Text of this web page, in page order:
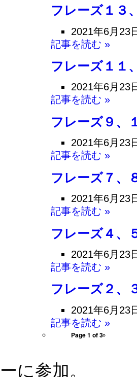
フレーズ１３
2021年6月23
記事を読む »
フレーズ１１
2021年6月23
記事を読む »
フレーズ９、
2021年6月23
記事を読む »
フレーズ７、
2021年6月23
記事を読む »
フレーズ４、
2021年6月23
記事を読む »
フレーズ２、
2021年6月23
記事を読む »
Page 1 of 3
ーに参加。